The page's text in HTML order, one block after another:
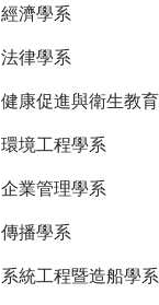
經濟學系
法律學系
健康促進與衛生教
環境工程學系
企業管理學系
傳播學系
系統工程暨造船學系